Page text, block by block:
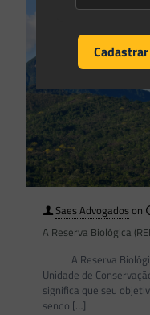
Saes Advogadoson
A Reserva Biológica
A Reserva
Unidade de
significa que seu
sendo […]